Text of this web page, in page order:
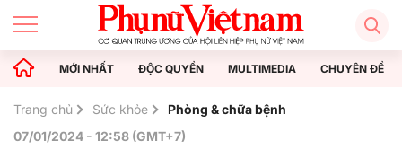
MỚI NHẤT ĐỘC QUYỀN MULTIMEDIA CHUYÊN ĐỀ
Trang chủ Sức khỏe
Phòng & chữa bệnh
07/01/2024 - 12:58 (GMT+7)